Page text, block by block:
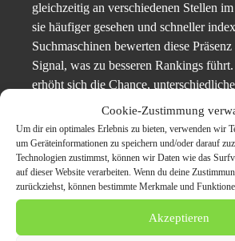
Cookie-Zustimmung
Um dir ein optimales Erlebnis zu bieten, verwenden wir
um Geräteinformationen zu speichern und/oder darauf
Technologien zustimmst, können wir Daten wie das
auf dieser Website verarbeiten. Wenn du deine
zurückziehst, können bestimmte Merkmale und
Akzeptieren
gleichzeitig an verschiedenen Stellen
sie häufiger gesehen und schneller
Suchmaschinen bewerten diese
Signal, was zu besseren Rankings
erhöht sich die Chance,
erreichen. Unternehmen profitieren
Sichtbarkeit, mehr Traffic und einer
Präsenz.
6. Wie können Unternehmen online
aufbauen?
Vertrauen entsteht durch Sichtbarkeit,